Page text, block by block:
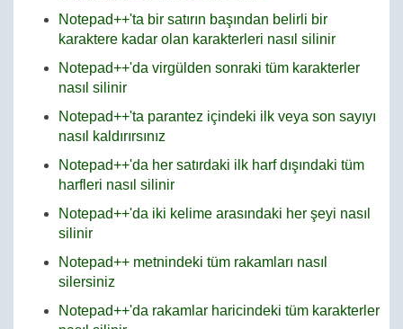
Notepad++'ta bir satırın başından belirli bir
karaktere kadar olan karakterleri nasıl silinir
Notepad++'da virgülden sonraki tüm karakterler
nasıl silinir
Notepad++'ta parantez içindeki ilk veya son sayıyı
nasıl kaldırırsınız
Notepad++'da her satırdaki ilk harf dışındaki tüm
harfleri nasıl silinir
Notepad++'da iki kelime arasındaki her şeyi nasıl
silinir
Notepad++ metnindeki tüm rakamları nasıl
silersiniz
Notepad++'da rakamlar haricindeki tüm karakterler